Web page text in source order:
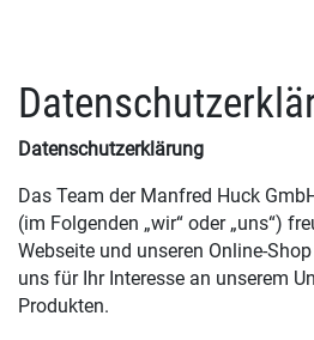
Datenschutzerklärung
Das Team der Manfred Huck
(im Folgenden „wir“ oder „uns“)
Webseite und unseren Online-
uns für Ihr Interesse an unserem
Produkten.